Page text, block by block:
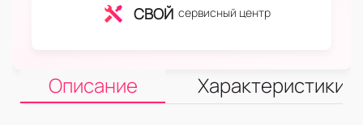
СВОЙ сервисный центр
Описание Характеристики